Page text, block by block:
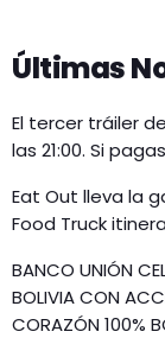
Últimas
El tercer tráiler
las 21:00. Si pagas
Eat Out lleva la
Food Truck
BANCO UNIÓN
BOLIVIA CON
CORAZÓN 100%